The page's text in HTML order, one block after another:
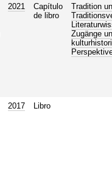
2021
Capítulo
de libro
Tradition
Zugänge
2017 Libro